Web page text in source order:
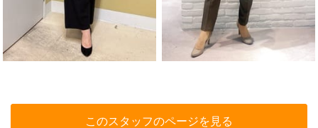
このスタッフのページを見る